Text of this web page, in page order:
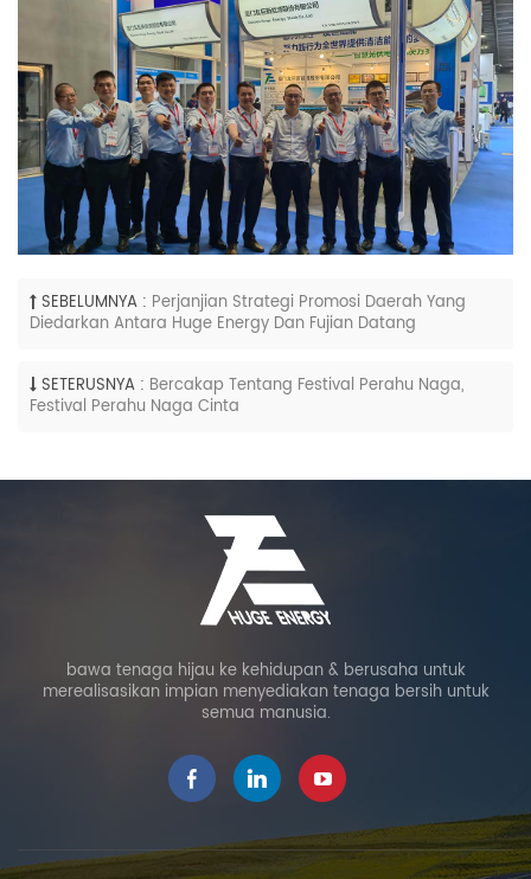
SEBELUMNYA : Perjanjian Strategi Promosi Daerah Yang
Diedarkan Antara Huge Energy Dan Fujian Datang
SETERUSNYA : Bercakap Tentang Festival Perahu Naga,
Festival Perahu Naga Cinta
bawa tenaga hijau ke kehidupan & berusaha untuk
merealisasikan impian menyediakan tenaga bersih untuk
semua manusia.